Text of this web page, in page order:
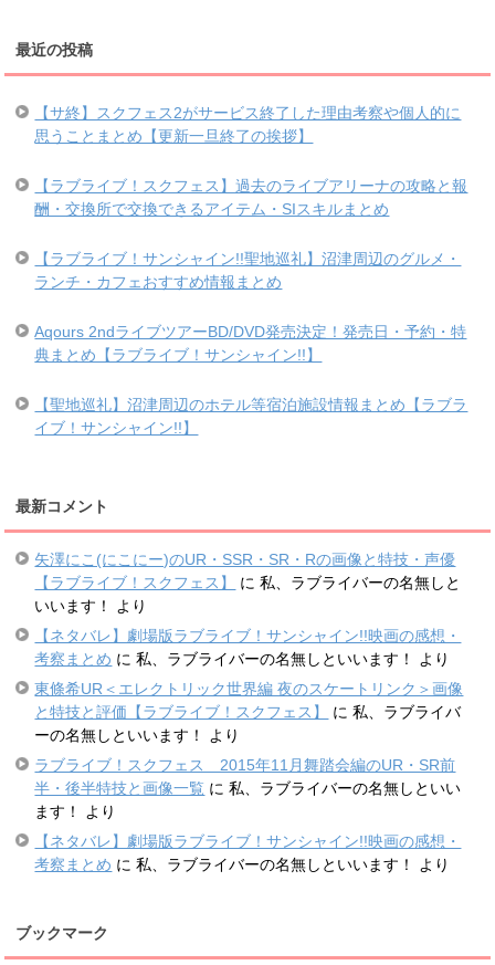
最近の投稿
【サ終】スクフェス2がサービス終了した理由考察や個人的に
思うことまとめ【更新一旦終了の挨拶】
【ラブライブ！スクフェス】過去のライブアリーナの攻略と報
酬・交換所で交換できるアイテム・SIスキルまとめ
【ラブライブ！サンシャイン!!聖地巡礼】沼津周辺のグルメ・
ランチ・カフェおすすめ情報まとめ
Aqours 2ndライブツアーBD/DVD発売決定！発売日・予約・特
典まとめ【ラブライブ！サンシャイン!!】
【聖地巡礼】沼津周辺のホテル等宿泊施設情報まとめ【ラブラ
イブ！サンシャイン!!】
最新コメント
矢澤にこ(にこにー)のUR・SSR・SR・Rの画像と特技・声優
【ラブライブ！スクフェス】
に私、ラブライバーの名無しと
いいます！
より
【ネタバレ】劇場版ラブライブ！サンシャイン!!映画の感想・
考察まとめ に私、ラブライバーの名無しといいます！
より
東條希UR＜エレクトリック世界編 夜のスケートリンク＞画像
と特技と評価【ラブライブ！スクフェス】
に私、ラブライバ
ーの名無しといいます！
より
ラブライブ！スクフェス 2015年11月舞踏会編のUR・SR前
半・後半特技と画像一覧 に私、ラブライバーの名無しといい
ます！
より
【ネタバレ】劇場版ラブライブ！サンシャイン!!映画の感想・
考察まとめ に私、ラブライバーの名無しといいます！ より
ブックマーク